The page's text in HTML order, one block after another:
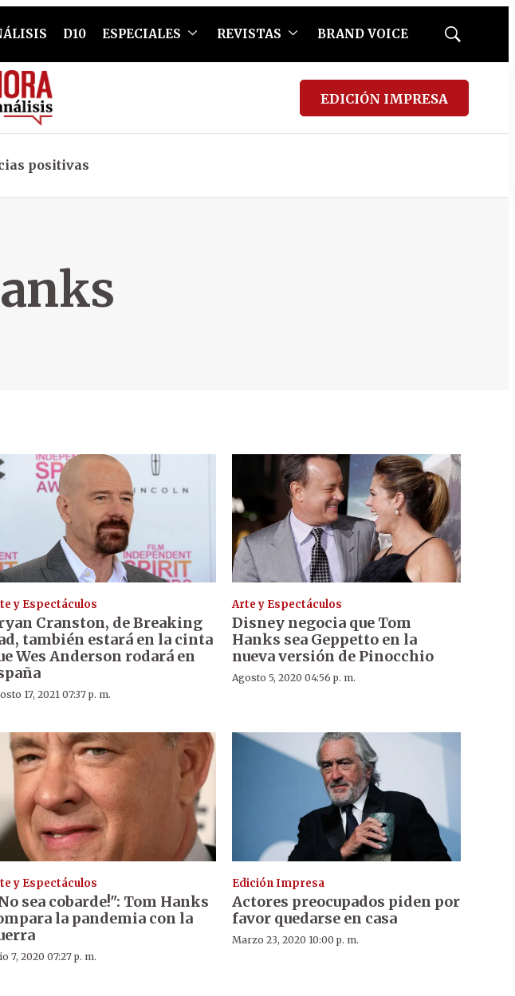
D10 ESPECIALES REVISTAS BRAND VOICE
Mostrar
EDICIÓN IMPRESA
positivas
y Espectáculos
Cranston, de Breaking
también estará en la cinta
Wes Anderson rodará en
17, 2021 07:37 p. m.
Arte y Espectáculos
Disney negocia que Tom
Hanks sea Geppetto en la
nueva versión de Pinocchio
Agosto 5, 2020 04:56 p. m.
y Espectáculos
sea cobarde!": Tom Hanks
la pandemia con la
7, 2020 07:27 p. m.
Edición Impresa
Actores preocupados piden por
favor quedarse en casa
Marzo 23, 2020 10:00 p. m.